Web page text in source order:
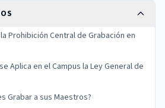
Prohibición Central de Grabación en
Aplica en el Campus la Ley General de
Grabar a sus Maestros?